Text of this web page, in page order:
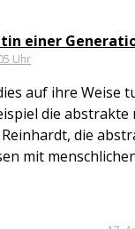
einer
Uhr
auf ihre Weise
die abstrakte
die
mit